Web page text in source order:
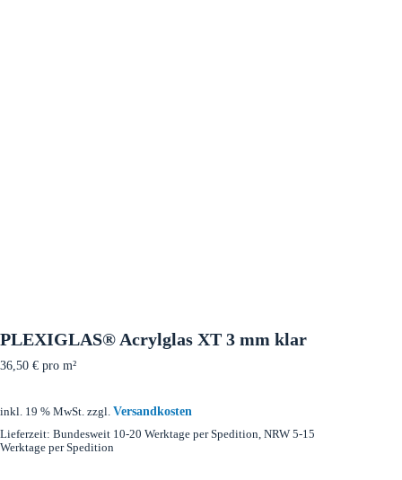
PLEXIGLAS® Acrylglas XT 3 mm klar
36,50 € pro m²
inkl. 19 % MwSt. zzgl. Versandkosten
Lieferzeit: Bundesweit 10-20 Werktage per Spedition, NRW 5-15
Werktage per Spedition